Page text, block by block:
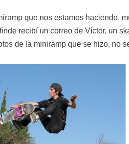
que nos estamos haciendo,
recibí un correo de Víctor, un
de la miniramp que se hizo, no